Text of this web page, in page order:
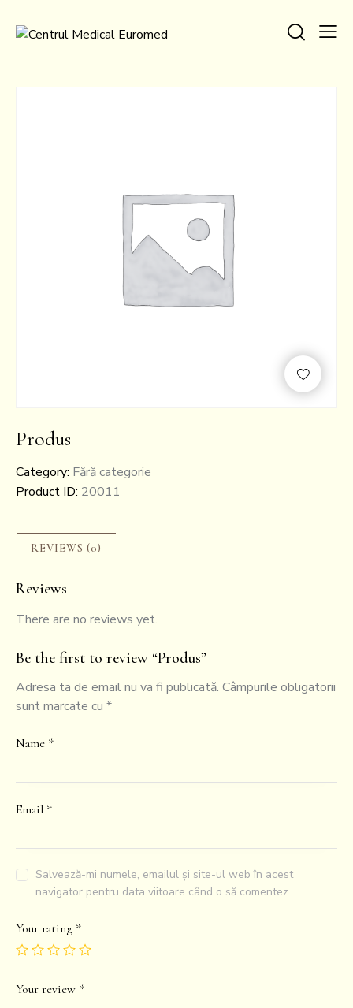
Produs
Category: Fără categorie
Product ID: 20011
REVIEWS (0)
Reviews
There are no reviews yet.
Be the first to review “Produs”
Adresa ta de email nu va fi publicată. Câmpurile obligatorii
sunt marcate cu *
Name *
Email *
Salvează-mi numele, emailul și site-ul web în acest
navigator pentru data viitoare când o să comentez.
Your rating *
Your review *